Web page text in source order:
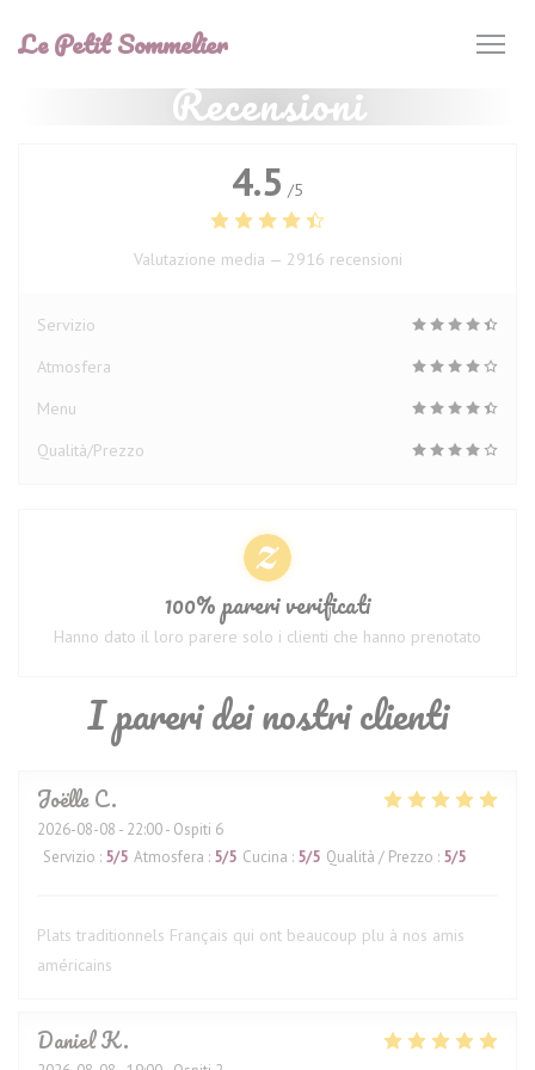
Le Petit Sommelier
Recensioni
I pareri dei nostri clienti
JoëlleC
2026-08-08 - 22:00 - Ospiti 6
Servizio : 5/5 Atmosfera : 5/5 Cucina : 5/5 Qualità / Prezzo : 5/5
Plats traditionnels Français qui ont beaucoup plu à nos amis
américains
DanielK
4.5 /5
Valutazione media — 2916 recensioni
Servizio
Atmosfera
Menu
Qualità/Prezzo
100% pareri verificati
Hanno dato il loro parere solo i clienti che hanno prenotato